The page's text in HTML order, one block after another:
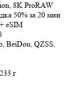
8K ProRAW
50% за 20 мин
eSIM
BeiDou, QZSS,
г